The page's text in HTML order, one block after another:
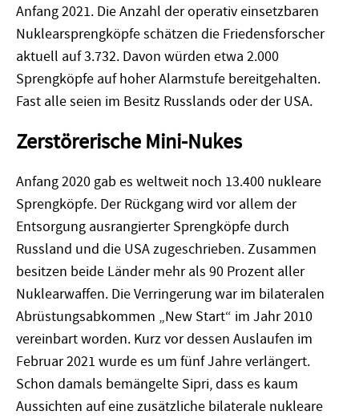
Anfang 2021. Die Anzahl der operativ einsetzbaren
Nuklearsprengköpfe schätzen die Friedensforscher
aktuell auf 3.732. Davon würden etwa 2.000
Sprengköpfe auf hoher Alarmstufe bereitgehalten.
Fast alle seien im Besitz Russlands oder der USA.
Zerstörerische Mini-Nukes
Anfang 2020 gab es weltweit noch 13.400 nukleare
Sprengköpfe. Der Rückgang wird vor allem der
Entsorgung ausrangierter Sprengköpfe durch
Russland und die USA zugeschrieben. Zusammen
besitzen beide Länder mehr als 90 Prozent aller
Nuklearwaffen. Die Verringerung war im bilateralen
Abrüstungsabkommen „New Start“ im Jahr 2010
vereinbart worden. Kurz vor dessen Auslaufen im
Februar 2021 wurde es um fünf Jahre verlängert.
Schon damals bemängelte Sipri, dass es kaum
Aussichten auf eine zusätzliche bilaterale nukleare